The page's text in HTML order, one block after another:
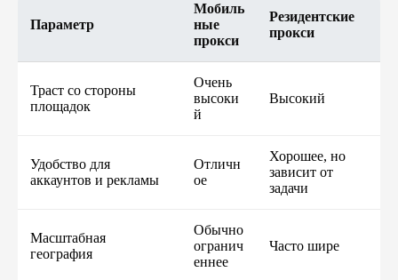
Параметр
Мобиль
ные
прокси
Резидентские
прокси
Траст со стороны
площадок
Очень
высоки
й
Высокий
Удобство для
аккаунтов и рекламы
Отличн
ое
Хорошее, но
зависит от
задачи
Масштабная
география
Обычно
огранич
еннее
Часто шире